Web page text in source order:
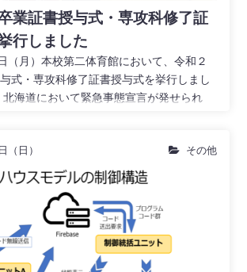
業証書授与式・専攻科修了証
行しました
（月）本校第二体育館において、令和２
式・専攻科修了証書授与式を挙行しまし
海道において緊急事態宣言が発せられ
（日） その他